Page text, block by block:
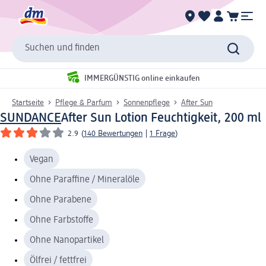
Suchen und finden
IMMERGÜNSTIG online einkaufen
Startseite Pflege & Parfum Sonnenpflege After Sun
SUNDANCEAfter Sun Lotion Feuchtigkeit, 200 ml
2.9 (140 Bewertungen 1 Frage)
Vegan
Ohne Paraffine / Mineralöle
Ohne Parabene
Ohne Farbstoffe
Ohne Nanopartikel
Ölfrei / fettfrei